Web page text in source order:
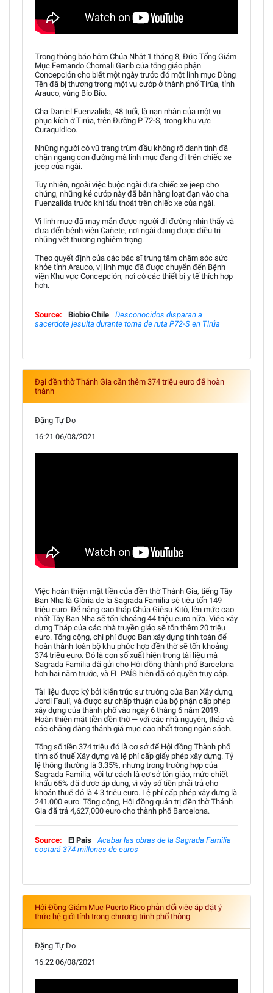
Trong thông báo hôm Chúa Nhật 1 tháng 8, Đức Tổng Giám
Mục Fernando Chomali Garib của tổng giáo phận
Concepción cho biết một ngày trước đó một linh mục Dòng
Tên đã bị thương trong một vụ cướp ở thành phố Tirúa, tỉnh
Arauco, vùng Bío Bío.
Cha Daniel Fuenzalida, 48 tuổi, là nạn nhân của một vụ
phục kích ở Tirúa, trên Đường P 72-S, trong khu vực
Curaquidico.
Những người có vũ trang trùm đầu không rõ danh tính đã
chận ngang con đường mà linh mục đang đi trên chiếc xe
jeep của ngài.
Tuy nhiên, ngoài việc buộc ngài đưa chiếc xe jeep cho
chúng, những kẻ cướp này đã bắn hàng loạt đạn vào cha
Fuenzalida trước khi tẩu thoát trên chiếc xe của ngài.
Vị linh mục đã may mắn được người đi đường nhìn thấy và
đưa đến bệnh viện Cañete, nơi ngài đang được điều trị
những vết thương nghiêm trọng.
Theo quyết định của các bác sĩ trung tâm chăm sóc sức
khỏe tỉnh Arauco, vị linh mục đã được chuyển đến Bệnh
viện Khu vực Concepción, nơi có các thiết bị y tế thích hợp
hơn.
Source: Biobio Chile
Desconocidos disparan a
sacerdote jesuita durante toma de ruta P72-S en Tirúa
Đại đền thờ Thánh Gia cần thêm 374 triệu euro để hoàn
thành
Đặng Tự Do
16:21 06/08/2021
Việc hoàn thiện mặt tiền của đền thờ Thánh Gia, tiếng Tây
Ban Nha là Glòria de la Sagrada Familia sẽ tiêu tốn 149
triệu euro. Để nâng cao tháp Chúa Giêsu Kitô, lên mức cao
nhất Tây Ban Nha sẽ tốn khoảng 44 triệu euro nữa. Việc xây
dựng Tháp của các nhà truyền giáo sẽ tốn thêm 20 triệu
euro. Tổng cộng, chi phí được Ban xây dựng tính toán để
hoàn thành toàn bộ khu phức hợp đền thờ sẽ tốn khoảng
374 triệu euro. Đó là con số xuất hiện trong tài liệu mà
Sagrada Familia đã gửi cho Hội đồng thành phố Barcelona
hơn hai năm trước, và EL PAÍS hiện đã có quyền truy cập.
Tài liệu được ký bởi kiến trúc sư trưởng của Ban Xây dựng,
Jordi Faulí, và được sự chấp thuận của bộ phận cấp phép
xây dựng của thành phố vào ngày 6 tháng 6 năm 2019.
Hoàn thiện mặt tiền đền thờ — với các nhà nguyện, tháp và
các chặng đàng thánh giá mục cao nhất trong ngân sách.
Tổng số tiền 374 triệu đó là cơ sở để Hội đồng Thành phố
tính số thuế Xây dựng và lệ phí cấp giấy phép xây dựng. Tỷ
lệ thông thường là 3.35%, nhưng trong trường hợp của
Sagrada Familia, với tư cách là cơ sở tôn giáo, mức chiết
khấu 65% đã được áp dụng, vì vậy số tiền phải trả cho
khoản thuế đó là 4.3 triệu euro. Lệ phí cấp phép xây dựng là
241.000 euro. Tổng cộng, Hội đồng quản trị đền thờ Thánh
Gia đã trả 4,627,000 euro cho thành phố Barcelona.
Source: El Pais
Acabar las obras de la Sagrada Familia
costará 374 millones de euros
Hội Đồng Giám Mục Puerto Rico phản đối việc áp đặt ý
thức hệ giới tính trong chương trình phổ thông
Đặng Tự Do
16:22 06/08/2021